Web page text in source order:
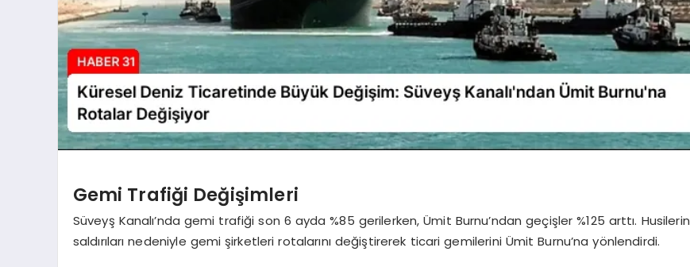
Gemi Trafiği Değişimleri
Süveyş Kanalı’nda gemi trafiği son 6 ayda %85 gerilerken, Ümit Burnu’ndan geçişler %125 arttı. Husilerin
saldırıları nedeniyle gemi şirketleri rotalarını değiştirerek ticari gemilerini Ümit Burnu’na yönlendirdi.